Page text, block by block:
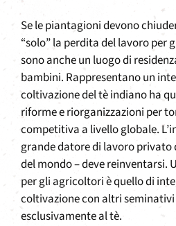
Se le piantagioni devono
“solo” la perdita del lavoro per
sono anche un luogo di
bambini. Rappresentano un
coltivazione del tè indiano ha
riforme e riorganizzazioni per
competitiva a livello globale.
grande datore di lavoro privato
del mondo – deve reinventarsi.
per gli agricoltori è quello di
coltivazione con altri
esclusivamente al tè.